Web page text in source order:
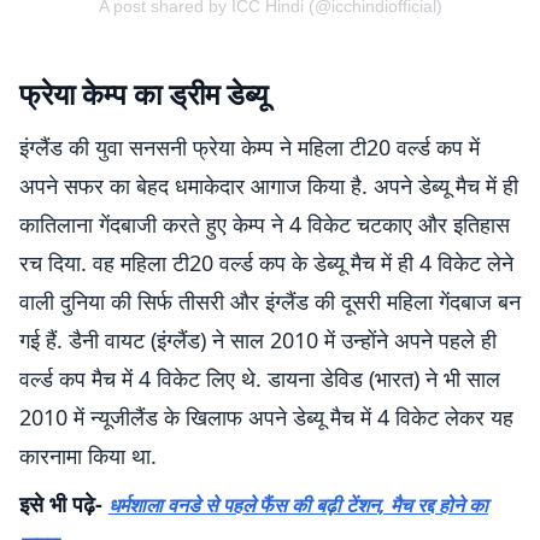
A post shared by ICC Hindi (@icchindiofficial)
फ्रेया केम्प का ड्रीम डेब्यू
इंग्लैंड की युवा सनसनी फ्रेया केम्प ने महिला टी20 वर्ल्ड कप में
अपने सफर का बेहद धमाकेदार आगाज किया है. अपने डेब्यू मैच में ही
कातिलाना गेंदबाजी करते हुए केम्प ने 4 विकेट चटकाए और इतिहास
रच दिया. वह महिला टी20 वर्ल्ड कप के डेब्यू मैच में ही 4 विकेट लेने
वाली दुनिया की सिर्फ तीसरी और इंग्लैंड की दूसरी महिला गेंदबाज बन
गई हैं. डैनी वायट (इंग्लैंड) ने साल 2010 में उन्होंने अपने पहले ही
वर्ल्ड कप मैच में 4 विकेट लिए थे. डायना डेविड (भारत) ने भी साल
2010 में न्यूजीलैंड के खिलाफ अपने डेब्यू मैच में 4 विकेट लेकर यह
कारनामा किया था.
इसे भी पढ़े- धर्मशाला वनडे से पहले फैंस की बढ़ी टेंशन, मैच रद्द होने का